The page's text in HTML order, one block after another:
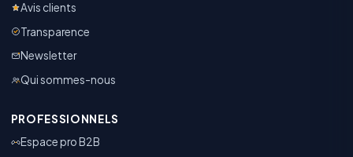
Avis clients
Transparence
Newsletter
Qui sommes-nous
PROFESSIONNELS
Espace pro B2B